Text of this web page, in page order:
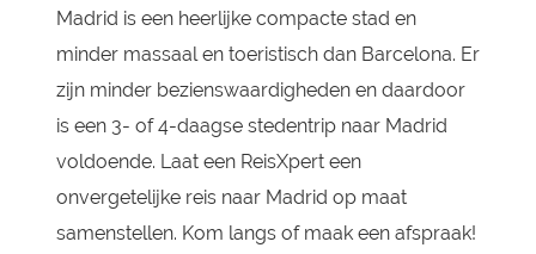
Madrid is een heerlijke compacte stad en
minder massaal en toeristisch dan Barcelona. Er
zijn minder bezienswaardigheden en daardoor
is een 3- of 4-daagse stedentrip naar Madrid
voldoende. Laat een ReisXpert een
onvergetelijke reis naar Madrid op maat
samenstellen. Kom langs of maak een afspraak!